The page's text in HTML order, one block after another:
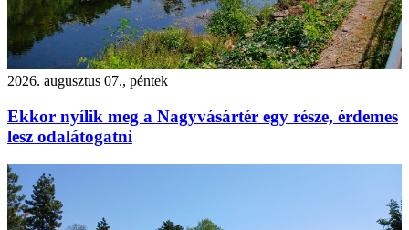
2026. augusztus 07., péntek
Ekkor nyílik meg a Nagyvásártér egy része, érdemes
lesz odalátogatni